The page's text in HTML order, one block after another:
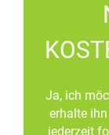
Ja, ich
erhalte
jederzeit